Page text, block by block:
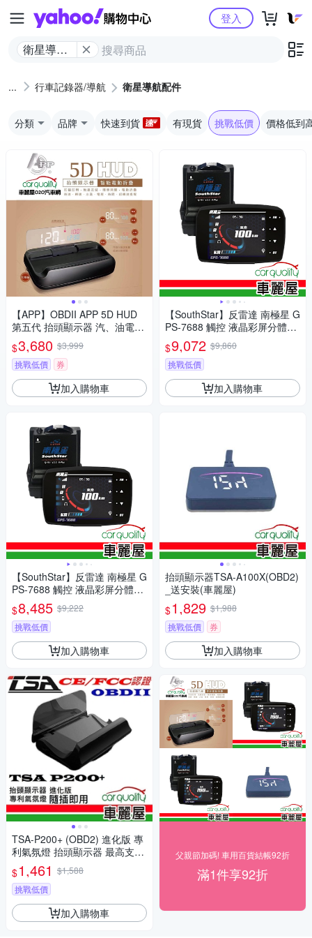
Yahoo購物中心
衛星導航
登入
行車記錄器/導航 衛星導航配件
分類 品牌 快速到貨 有現貨 挑戰低價 價格低到
【APP】OBDII APP 5D HUD
第五代 抬頭顯示器 汽、油電車
通用 送安裝(車麗屋)
$3,680 $3,999
挑戰低價
券
加入購物車
【SouthStar】反雷達 南極星 G
PS-7688 觸控 液晶彩屏分體測
速器 安裝費另計(車麗屋)
$8,485 $9,222
挑戰低價
加入購物車
TSA-P200+ (OBD2) 進化版 專
利氣氛燈 抬頭顯示器 最高支援
到時速300(車麗屋)
$1,461 $1,588
挑戰低價
加入購物車
【SouthStar】反雷達 南極星 G
PS-7688 觸控 液晶彩屏分體測
速器 送安裝(車麗屋)
$9,072 $9,860
挑戰低價
加入購物車
抬頭顯示器TSA-A100X(OBD2)
_送安裝(車麗屋)
$1,829 $1,988
挑戰低價
券
加入購物車
父親節加碼! 車用百貨結帳92折
滿1件享92折